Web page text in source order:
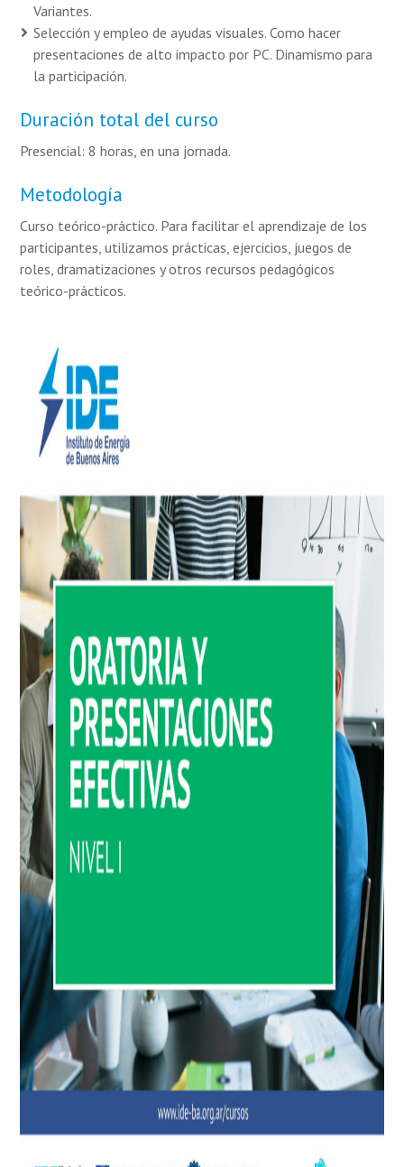
Variantes.
Selección y empleo de ayudas visuales. Como hacer
presentaciones de alto impacto por PC. Dinamismo para
la participación.
Duración total del curso
Presencial: 8 horas, en una jornada.
Metodología
Curso teórico-práctico. Para facilitar el aprendizaje de los
participantes, utilizamos prácticas, ejercicios, juegos de
roles, dramatizaciones y otros recursos pedagógicos
teórico-prácticos.